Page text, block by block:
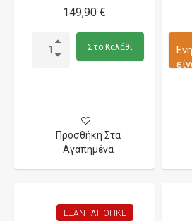
149,90 €
Στο Καλάθι
Προσθήκη Στα
Αγαπημένα
ΕΞΑΝΤΛΉΘΗΚΕ